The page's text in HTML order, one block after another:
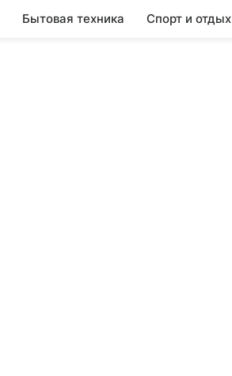
Бытовая техника Спорт и отдых